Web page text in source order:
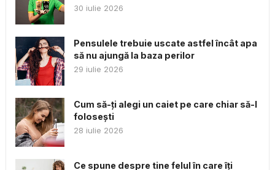
30 iulie 2026
Pensulele trebuie uscate astfel încât apa
să nu ajungă la baza perilor
29 iulie 2026
Cum să-ți alegi un caiet pe care chiar să-l
folosești
28 iulie 2026
Ce spune despre tine felul în care îți